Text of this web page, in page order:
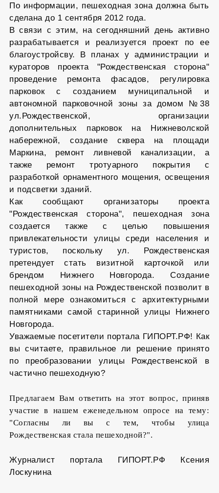
По информации, пешеходная зона должна быть
сделана до 1 сентября 2012 года.
В связи с этим, на сегодняшний день активно
разрабатывается и реализуется проект по ее
благоустройсву. В планах у администрации и
кураторов проекта "Рождественская сторона"
проведение ремонта фасадов, регулировка
парковок с созданием муниципальной и
автономной парковочной зоны за домом №38
ул.Рождественской, организации
дополнительных парковок на Нижневолской
набережной, создание сквера на площади
Маркина, ремонт ливневой канализации, а
также ремонт тротуарного покрытия с
разработкой орнаментного мощения, освещения
и подсветки зданий.
Как сообщают организаторы проекта
"Рождественская сторона", пешеходная зона
создается также с целью повышения
привлекательности улицы среди населения и
туристов, поскольку ул. Рождественская
претендует стать визитной карточкой или
брендом Нижнего Новгорода. Создание
пешеходной зоны на Рождественской позволит в
полной мере ознакомиться с архитектурными
памятниками самой старинной улицы Нижнего
Новгорода.
Уважаемые посетители портала ГИПОРТ.РФ! Как
вы считаете, правильное ли решение принято
по преобразовании улицы Рождественской в
частично пешеходную?
Предлагаем Вам ответить на этот вопрос, приняв
участие в нашем еженедельном опросе на тему:
"Согласны ли вы с тем, чтобы улица
Рождественская стала пешеходной?".
Журналист портала ГИПОРТ.РФ Ксения
Лоскунина